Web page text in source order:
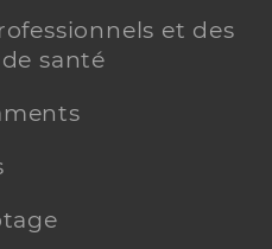
et des
santé